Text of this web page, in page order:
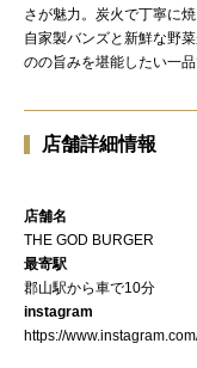
さが魅力。炭火で丁寧に
自家製バンズと新鮮な野
のの旨みを堪能したい一品
店舗詳細情報
店舗名
THE GOD BURGER
最寄駅
郡山駅から車で10分
instagram
https://